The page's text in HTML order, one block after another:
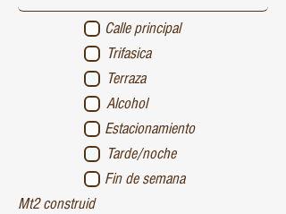
Calle principal
Trifasica
Terraza
Alcohol
Estacionamiento
Tarde/noche
Fin de semana
Mt2 construid